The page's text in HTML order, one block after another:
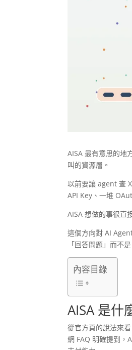
AISA 最有意思的地
叫的資源層。
以前要讓 agent 查
API Key、一堆
AISA 想做的事很直
這個方向對 AI
「回答問題」而不
內容目錄
AISA 是什
從官方頁的說法來
網 FAQ 明確提到，